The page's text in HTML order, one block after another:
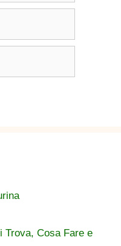
Trova, Cosa Fare e